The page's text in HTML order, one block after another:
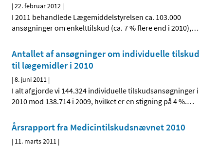
|22. februar 2012 |
I 2011 behandlede Lægemiddelstyrelsen ca. 103.000
ansøgninger om enkelttilskud (ca. 7 % flere end i 2010),…
Antallet af ansøgninger om individuelle tilskud
til lægemidler i 2010
|8. juni 2011 |
I alt afgjorde vi 144.324 individuelle tilskudsansøgninger i
2010 mod 138.714 i 2009, hvilket er en stigning på 4 %.…
Årsrapport fra Medicintilskudsnævnet 2010
| 11. marts 2011 |